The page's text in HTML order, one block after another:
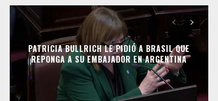
PATRICIA BULLRICH LE PIDIÓ A BRASIL QUE
REPONGA A SU EMBAJADOR EN ARGENTINA